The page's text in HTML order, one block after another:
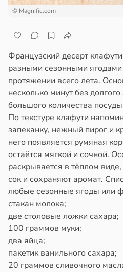
13:55
© Magnific.com
Французский десерт
разными сезонными
протяжении всего лета.
несколько минут без
большого количества
По текстуре клафути
запеканку, нежный пирог и
него появляется румяная
остаётся мягкой и сочной.
раскрывается в тёплом
сок и сохраняют аромат.
любые сезонные ягоды или
стакан молока;
две столовые ложки сахара;
100 граммов муки;
два яйца;
пакетик ванильного сахара;
20 граммов сливочного